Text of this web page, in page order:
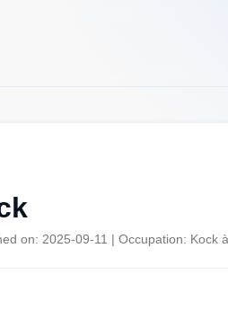
on: 2025-09-11 | Occupation: Kock